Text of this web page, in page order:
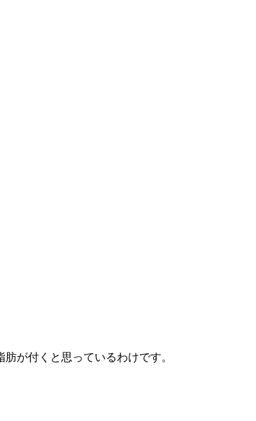
が付くと思っているわけです。